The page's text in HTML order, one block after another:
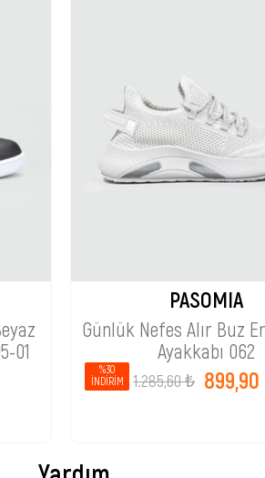
01
PASOMIA
Günlük Nefes Alır Buz
Ayakkabı 062
1.285,60 ₺
%30
İNDIRIM